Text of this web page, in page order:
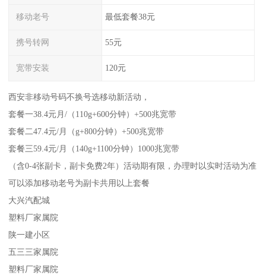
移动老号 最低套餐38元
携号转网 55元
宽带安装 120元
西安非移动号码不换号选移动新活动，
套餐一38.4元月/（110g+600分钟）+500兆宽带
套餐二47.4元/月（g+800分钟）+500兆宽带
套餐三59.4元/月（140g+1100分钟）1000兆宽带
（含0-4张副卡，副卡免费2年）活动期有限，办理时以实时活动为准
可以添加移动老号为副卡共用以上套餐
大兴汽配城
塑料厂家属院
陕一建小区
五三三家属院
塑料厂家属院